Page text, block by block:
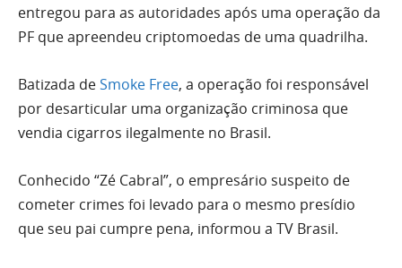
entregou para as autoridades após uma operação da
PF que apreendeu criptomoedas de uma quadrilha.
Batizada deSmoke Free, a operação foi responsável
por desarticular uma organização criminosa que
vendia cigarros ilegalmente no Brasil.
Conhecido “Zé Cabral”, o empresário suspeito de
cometer crimes foi levado para o mesmo presídio
que seu pai cumpre pena, informou a TV Brasil.